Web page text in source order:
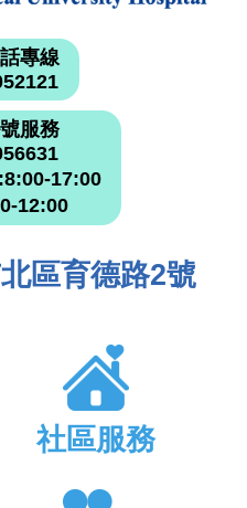
專線
服務
17:00
12:00
區育德路2號
社區服務